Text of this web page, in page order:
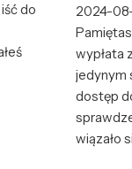
do
2024-
wypłata
jedynym
dostęp
wiązało